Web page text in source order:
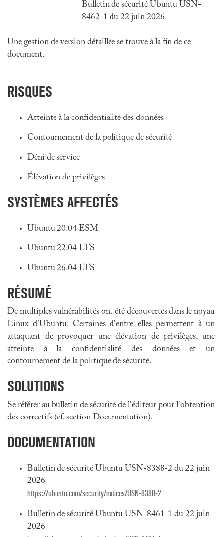
Bulletin de sécurité Ubuntu USN-
8462-1 du 22 juin 2026
Une gestion de version détaillée se trouve à la fin de ce
document.
RISQUES
Atteinte à la confidentialité des données
Contournement de la politique de sécurité
Déni de service
Élévation de privilèges
SYSTÈMES AFFECTÉS
Ubuntu 20.04 ESM
Ubuntu 22.04 LTS
Ubuntu 26.04 LTS
RÉSUMÉ
De multiples vulnérabilités ont été découvertes dans le noyau
Linux d'Ubuntu. Certaines d'entre elles permettent à un
attaquant de provoquer une élévation de privilèges, une
atteinte à la confidentialité des données et un
contournement de la politique de sécurité.
SOLUTIONS
Se référer au bulletin de sécurité de l'éditeur pour l'obtention
des correctifs (cf. section Documentation).
DOCUMENTATION
Bulletin de sécurité Ubuntu USN-8388-2 du 22 juin
2026
https://ubuntu.com/security/notices/USN-8388-2
Bulletin de sécurité Ubuntu USN-8461-1 du 22 juin
2026